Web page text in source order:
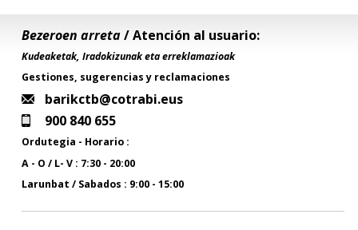
Bezeroen arreta/ Atención al usuario:
Kudeaketak, Iradokizunak eta erreklamazioak
Gestiones, sugerencias y reclamaciones
barikctb@cotrabi.eus
900 840 655
Ordutegia - Horario :
A - O / L- V : 7:30 - 20:00
Larunbat / Sabados : 9:00 - 15:00